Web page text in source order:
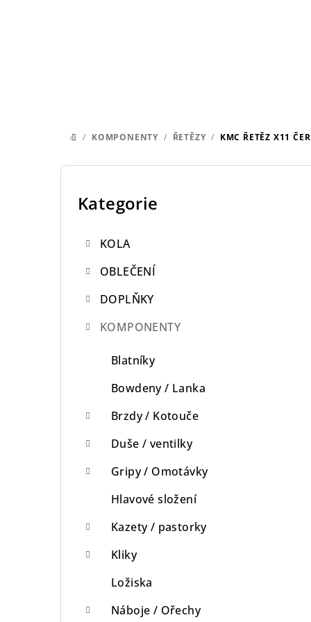
DOMŮ
/ KOMPONENTY / ŘETĚZY / KMC ŘETĚZ X11
P
Přeskočit
kategorie
Kategorie
KOLA
OBLEČENÍ
DOPLŇKY
KOMPONENTY
Blatníky
Bowdeny / Lanka
Brzdy / Kotouče
Duše / ventilky
Gripy / Omotávky
Hlavové složení
Kazety / pastorky
Kliky
Ložiska
Náboje / Ořechy